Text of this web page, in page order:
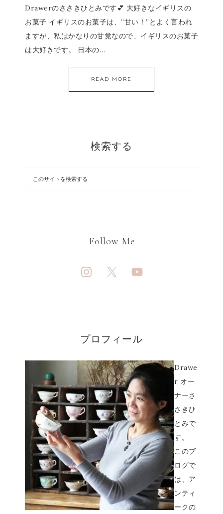
Drawerのささきひとみです💕 大好きなイギリスの
お菓子 イギリスのお菓子は、”甘い！”とよく言われ
ますが、私はかなりの甘党なので、イギリスのお菓子
は大好きです。 日本の…
READ MORE
検索する
Follow Me
プロフィール
Drawe
r オー
ナーさ
さきひ
とみで
す。
このブ
ログで
は、ア
ンティ
ークの